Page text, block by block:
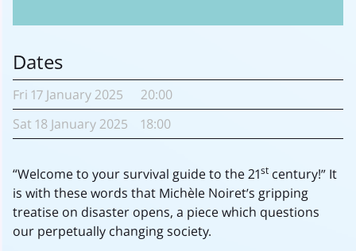
Dates
Fri 17 January2025
20:00
Sat 18 January2025 18:00
“Welcome to your survival guide to the 21st century!” It
is with these words that Michèle Noiret’s gripping
treatise on disaster opens, a piece which questions
our perpetually changing society.